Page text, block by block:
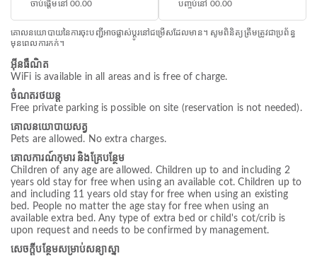
ចាប់ផ្តើមនៅ 00.00 បញ្ចប់នៅ 00.00
គោលនយោបាយនៃការចុះបញ្ជីអាចផ្លាស់ប្តូរនៅជម្រើសដែលមាន។ សូមពិនិត្យត្រឹមត្រូវជាប្រព័ន្ធ
មុនពេលការកក់។
អ៊ីនធឺណិត
WiFi is available in all areas and is free of charge.
ចំណតរថយន្ត
Free private parking is possible on site (reservation is not needed).
គោលនយោបាយសត្វ
Pets are allowed. No extra charges.
គោលការណ៍កុមារ និងគ្រែបន្ថែម
Children of any age are allowed. Children up to and including 2
years old stay for free when using an available cot. Children up to
and including 11 years old stay for free when using an existing
bed. People no matter the age stay for free when using an
available extra bed. Any type of extra bed or child's cot/crib is
upon request and needs to be confirmed by management.
សេចក្ដីបន្ថែមសម្រាប់សន្យាស្នា